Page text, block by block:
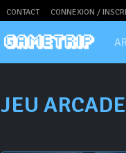
CONTACT CONNEXION /
JEU